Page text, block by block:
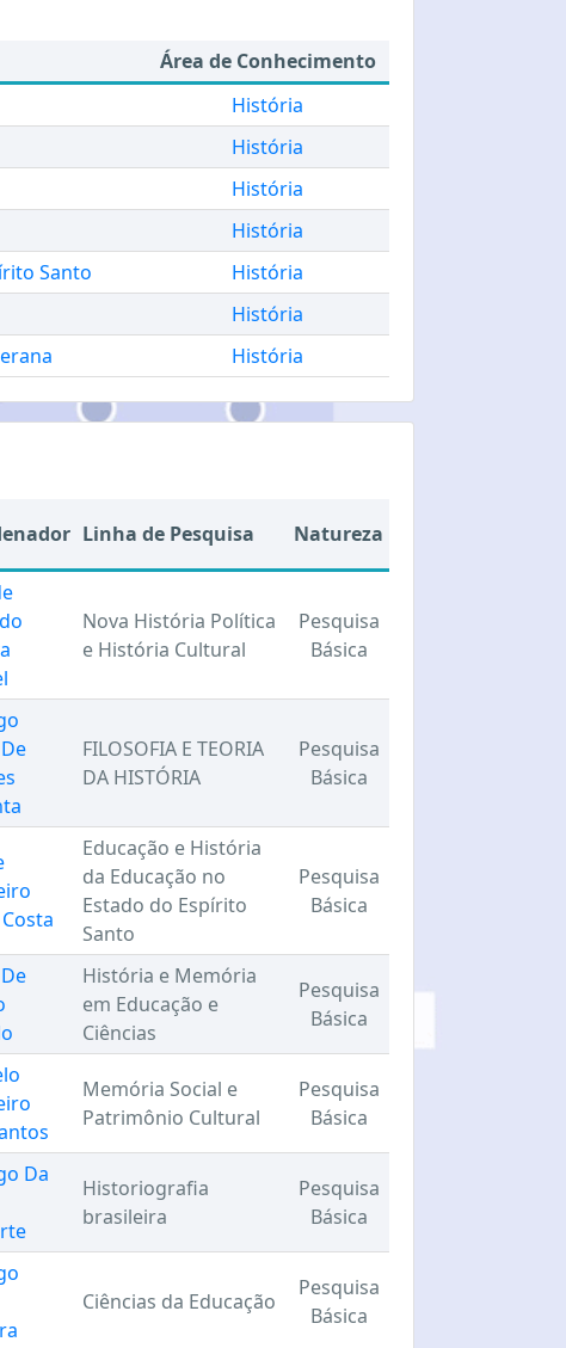
Área de Conhecimento
História
História
História
História
Santo
História
História
História
Linha de Pesquisa Natureza
Nova História Política
e História Cultural
Pesquisa
Básica
FILOSOFIA E TEORIA
DA HISTÓRIA
Pesquisa
Básica
Educação e História
da Educação no
Estado do Espírito
Santo
Pesquisa
Básica
História e Memória
em Educação e
Ciências
Pesquisa
Básica
Memória Social e
Patrimônio Cultural
Pesquisa
Básica
Da
Historiografia
brasileira
Pesquisa
Básica
Ciências da Educação
Pesquisa
Básica